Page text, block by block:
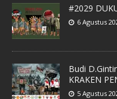
#2029
6 Agustus
Budi
KRAKEN
5 Agustus